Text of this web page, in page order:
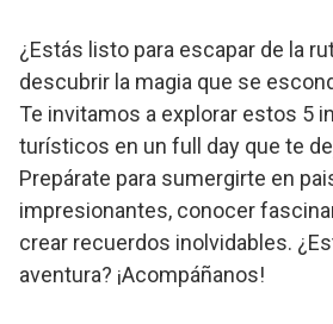
¿Estás listo para escapar de la
descubrir la magia que se
Te invitamos a explorar estos 5
turísticos en un full day que te
Prepárate para sumergirte en
impresionantes, conocer
crear recuerdos inolvidables.
aventura? ¡Acompáñanos!